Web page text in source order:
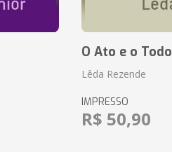
O Ato e o Todo
Lêda Rezende
IMPRESSO
R$ 50,90